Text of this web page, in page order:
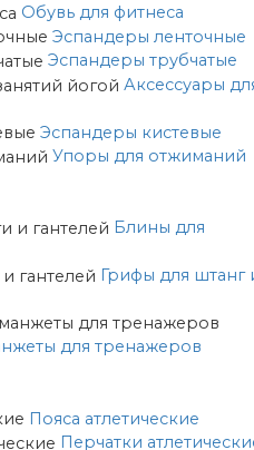
Обувь для фитнеса
Эспандеры ленточные
Эспандеры трубчатые
Аксессуары
Эспандеры кистевые
Упоры для отжиманий
Блины для
Грифы для штанг
для тренажеров
Пояса атлетические
Перчатки